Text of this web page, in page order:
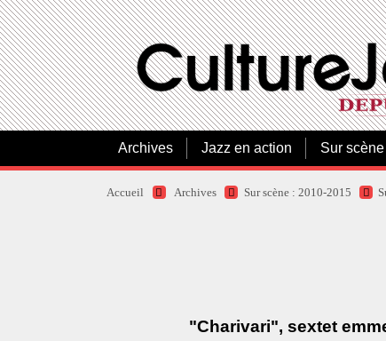
Archives Jazz en action Sur scène
Accueil Archives Sur scène : 2010-2015
"Charivari", sextet